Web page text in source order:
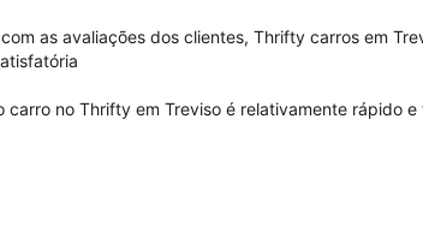
as avaliações dos clientes, Thrifty carros em
carro no Thrifty em Treviso é relativamente rápido e